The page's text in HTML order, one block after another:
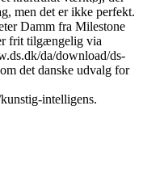
men det er ikke perfekt.
Damm fra Milestone
frit tilgængelig via
da/download/ds-
det danske udvalg for
intelligens.